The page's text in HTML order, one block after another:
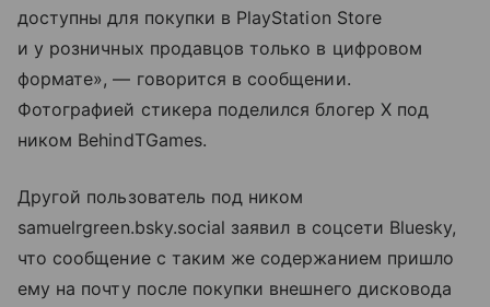
доступны для покупки в PlayStation Store
и у розничных продавцов только в цифровом
формате», — говорится в сообщении.
Фотографией стикера поделился блогер X под
ником BehindTGames.
Другой пользователь под ником
samuelrgreen.bsky.social заявил в соцсети Bluesky,
что сообщение с таким же содержанием пришло
ему на почту после покупки внешнего дисковода